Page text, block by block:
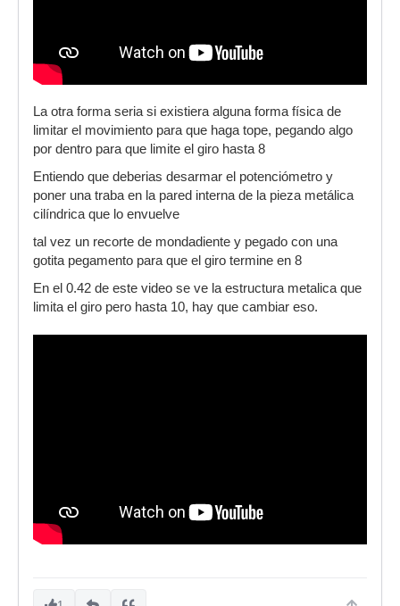
La otra forma seria si existiera alguna forma física de
limitar el movimiento para que haga tope, pegando algo
por dentro para que limite el giro hasta 8
Entiendo que deberias desarmar el potenciómetro y
poner una traba en la pared interna de la pieza metálica
cilíndrica que lo envuelve
tal vez un recorte de mondadiente y pegado con una
gotita pegamento para que el giro termine en 8
En el 0.42 de este video se ve la estructura metalica que
limita el giro pero hasta 10, hay que cambiar eso.